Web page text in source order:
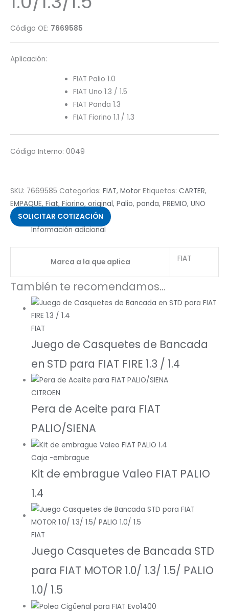
Código OE: 7669585
Aplicación:
FIAT Palio 1.0
FIAT Uno 1.3 / 1.5
FIAT Panda 1.3
FIAT Fiorino 1.1 / 1.3
Código Interno: 0049
SKU: 7669585 Categorías: FIAT, Motor Etiquetas: CARTER,
EMPAQUE, Fiat, Fiorino, original, Palio, panda, PREMIO, UNO
SOLICITAR COTIZACIÓN
Información adicional
Marca a la que aplica FIAT
También te recomendamos…
FIAT
Juego de Casquetes de Bancada
en STD para FIAT FIRE 1.3 / 1.4
CITROEN
Pera de Aceite para FIAT
PALIO/SIENA
Caja -embrague
Kit de embrague Valeo FIAT PALIO
1.4
FIAT
Juego Casquetes de Bancada STD
para FIAT MOTOR 1.0/ 1.3/ 1.5/ PALIO
1.0/ 1.5